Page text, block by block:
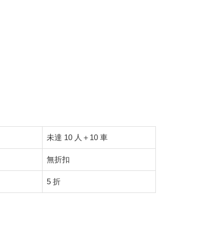
未達 10 人＋10 車
無折扣
5 折